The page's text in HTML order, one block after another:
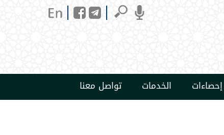
إحصاءات الخدمات تواصل معنا